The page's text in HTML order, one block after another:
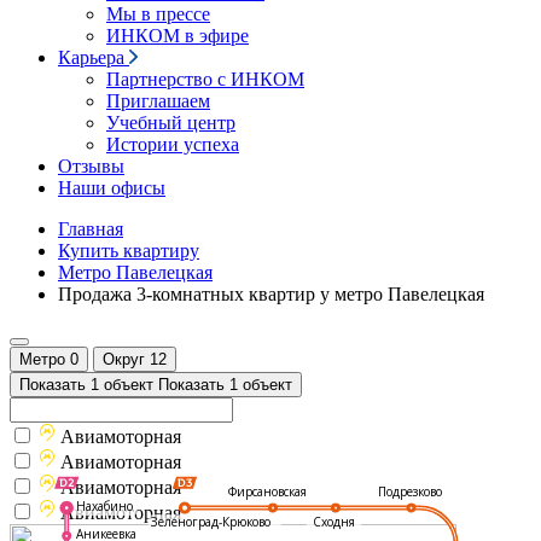
Мы в прессе
ИНКОМ в эфире
Карьера
Партнерство с ИНКОМ
Приглашаем
Учебный центр
Истории успеха
Отзывы
Наши офисы
Главная
Купить квартиру
Метро Павелецкая
Продажа 3-комнатных квартир у метро Павелецкая
Метро 0 Округ 12
Показать 1 объект Показать 1 объект
Фирсановская
Сходня
Подрезково
Нахабино
Аникеевка
Зеленоград-Крюково
Авиамоторная
Авиамоторная
Авиамоторная
Авиамоторная